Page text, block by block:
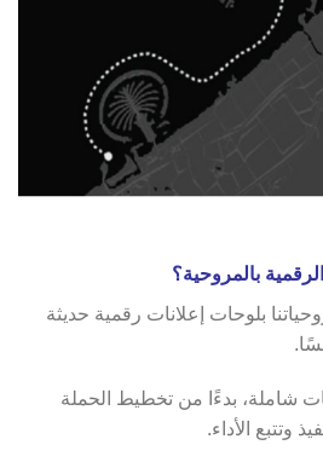
الرقمية بالمروحية؟
بلوحات إعلانات رقمية حديثة
شاملة، بدءًا من تخطيط الحملة
وتتبع الأداء.